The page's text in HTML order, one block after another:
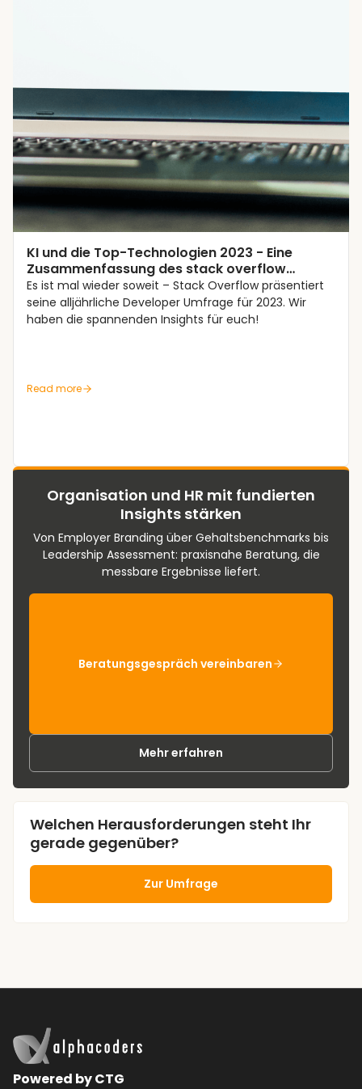
KI und die Top-Technologien 2023 - Eine
Zusammenfassung des stack overflow
Reports 2023
Es ist mal wieder soweit – Stack Overflow präsentiert
seine alljährliche Developer Umfrage für 2023. Wir
haben die spannenden Insights für euch!
Read more
Organisation und HR mit fundierten
Insights stärken
Von Employer Branding über Gehaltsbenchmarks bis
Leadership Assessment: praxisnahe Beratung, die
messbare Ergebnisse liefert.
Beratungsgespräch vereinbaren
Mehr erfahren
Welchen Herausforderungen steht Ihr
gerade gegenüber?
Zur Umfrage
Powered by CTG